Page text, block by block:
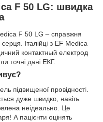
F 50 LG: швидка
F 50 LG – справжня
Італійці з EF Medica
контактный електрод
точні дані ЕКГ.
підвищеної провідності.
дуже швидко, навіть
неідеально. Це
А пацієнти оцінять